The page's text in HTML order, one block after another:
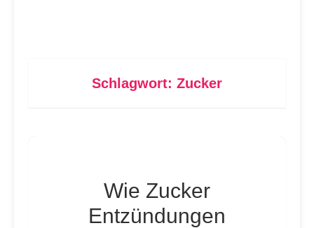
Schlagwort: Zucker
Wie Zucker
Entzündungen